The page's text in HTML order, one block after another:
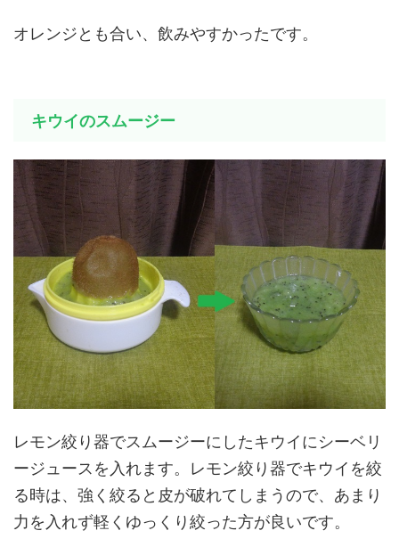
オレンジとも合い、飲みやすかったです。
キウイのスムージー
レモン絞り器でスムージーにしたキウイにシーベリ
ージュースを入れます。レモン絞り器でキウイを絞
る時は、強く絞ると皮が破れてしまうので、あまり
力を入れず軽くゆっくり絞った方が良いです。